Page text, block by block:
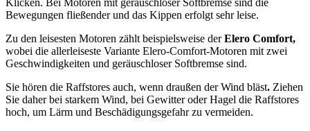
Bewegungen fließender und das Kippen erfolgt sehr leise.
Zu den leisesten Motoren zählt beispielsweise derElero Comfort,
wobei die allerleiseste Variante Elero-Comfort-Motoren mit zwei
Geschwindigkeiten und geräuschloser Softbremse sind.
Sie hören die Raffstores auch, wenn draußen der Wind bläst. Ziehen
Sie daher bei starkem Wind, bei Gewitter oder Hagel die Raffstores
hoch, um Lärm und Beschädigungsgefahr zu vermeiden.